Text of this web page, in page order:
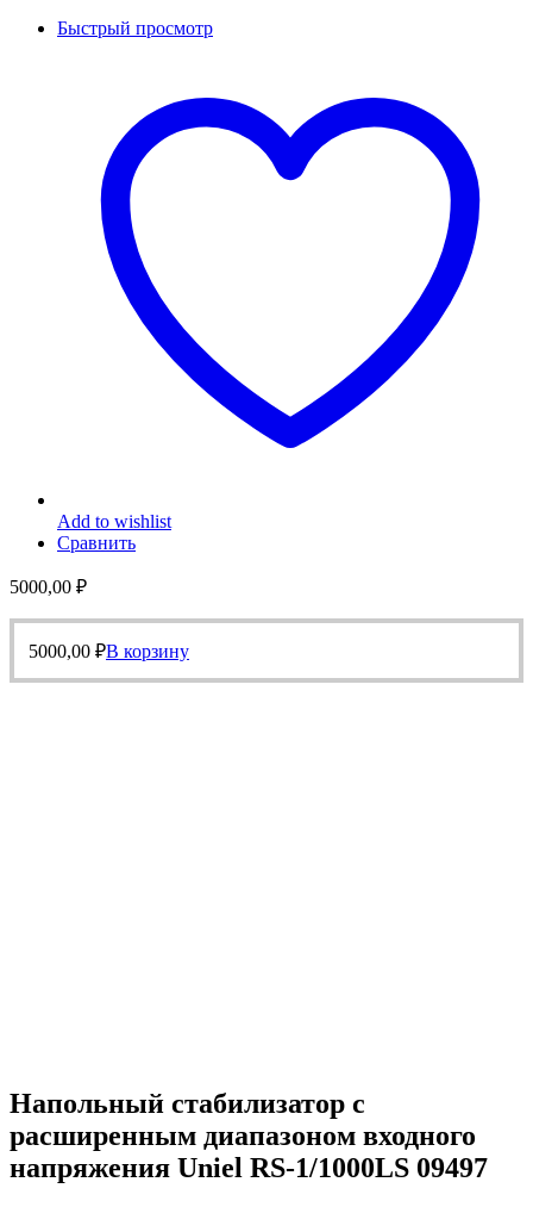
Быстрый просмотр
Add to wishlist
Сравнить
5000,00 ₽
5000,00 ₽В корзину
Напольный стабилизатор с
расширенным диапазоном входного
напряжения Uniel RS-1/1000LS 09497